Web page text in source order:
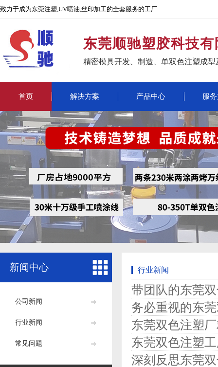
致力于成为东莞注塑,UV喷油,丝印加工的全套服务的工厂
东莞顺驰塑胶科技
精密模具开发、制造、单双色注塑成
首页 解决方案 产品中心 服
新闻中心
公司新闻
行业新闻
常见问题
行业新闻
带团队的东莞
务必重视的东
东莞双色注塑
东莞双色注塑
深刻反思东莞